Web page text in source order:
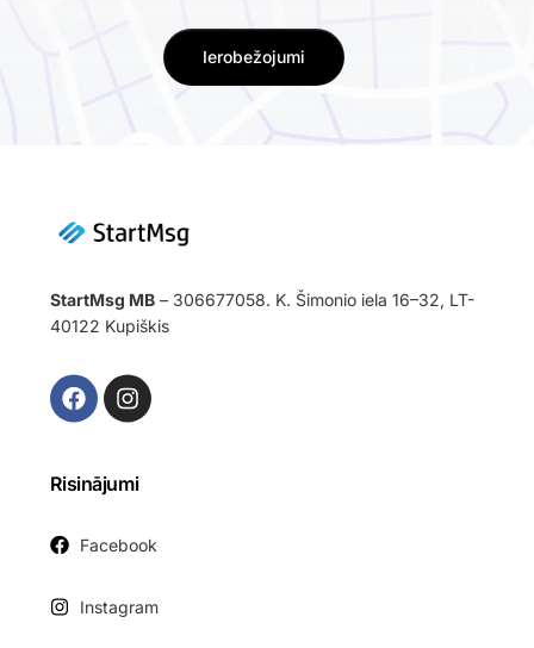
Ierobežojumi
StartMsg MB – 306677058. K. Šimonio iela 16–32, LT-
40122 Kupiškis
Risinājumi
Facebook
Instagram